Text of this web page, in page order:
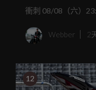
衝刺 08/08（六）
Webber 2
12